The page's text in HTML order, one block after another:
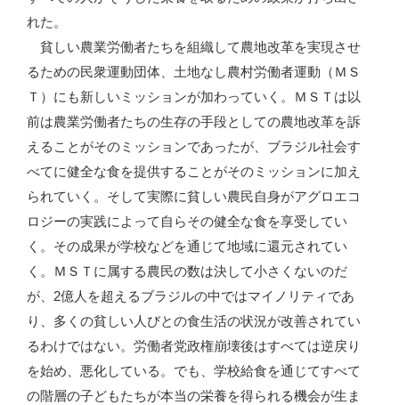
れた。
貧しい農業労働者たちを組織して農地改革を実現させ
るための民衆運動団体、土地なし農村労働者運動（ＭＳ
Ｔ）にも新しいミッションが加わっていく。ＭＳＴは以
前は農業労働者たちの生存の手段としての農地改革を訴
えることがそのミッションであったが、ブラジル社会す
べてに健全な食を提供することがそのミッションに加え
られていく。そして実際に貧しい農民自身がアグロエコ
ロジーの実践によって自らその健全な食を享受してい
く。その成果が学校などを通じて地域に還元されてい
く。ＭＳＴに属する農民の数は決して小さくないのだ
が、2億人を超えるブラジルの中ではマイノリティであ
り、多くの貧しい人びとの食生活の状況が改善されてい
るわけではない。労働者党政権崩壊後はすべては逆戻り
を始め、悪化している。でも、学校給食を通じてすべて
の階層の子どもたちが本当の栄養を得られる機会が生ま